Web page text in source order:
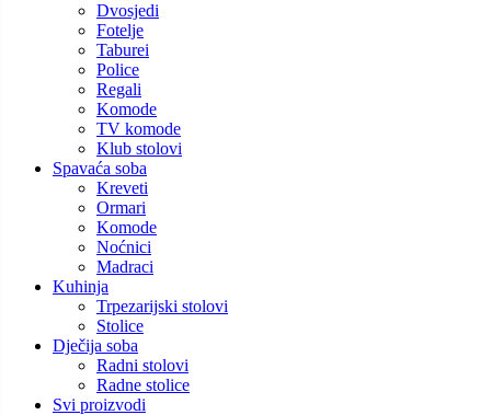
Dvosjedi
Fotelje
Taburei
Police
Regali
Komode
TV komode
Klub stolovi
Spavaća soba
Kreveti
Ormari
Komode
Noćnici
Madraci
Kuhinja
Trpezarijski stolovi
Stolice
Dječija soba
Radni stolovi
Radne stolice
Svi proizvodi